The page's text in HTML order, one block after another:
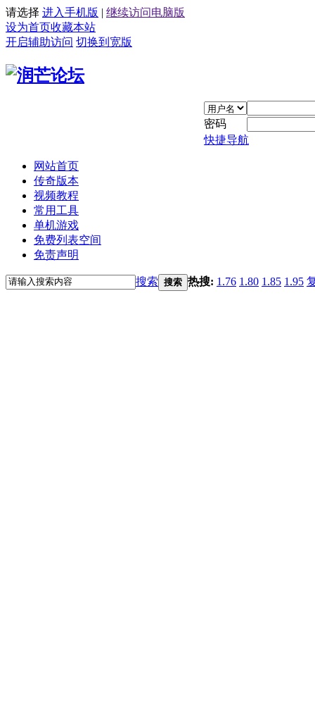
请选择 进入手机版 | 继续访问电脑版
设为首页收藏本站
开启辅助访问 切换到宽版
密码
快捷导航
网站首页
传奇版本
视频教程
常用工具
单机游戏
免费列表空间
免责声明
搜索 搜索 热搜: 1.76 1.80 1.85 1.95